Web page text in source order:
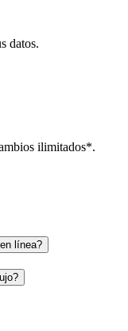
datos.
ilimitados*.
línea?